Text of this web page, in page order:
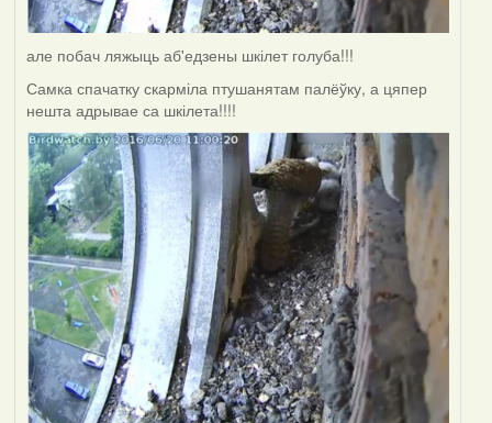
але побач ляжыць аб'едзены шкілет голуба!!!
Самка спачатку скарміла птушанятам палёўку, а цяпер
нешта адрывае са шкілета!!!!